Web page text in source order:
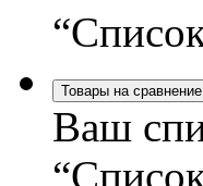
Товары на сравнение
Ваш